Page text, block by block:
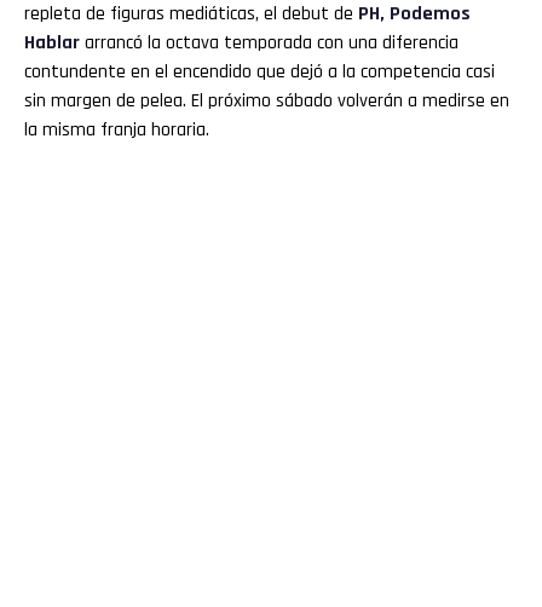
repleta de figuras mediáticas, el debut de PH, Podemos
Hablararrancó la octava temporada con una diferencia
contundente en el encendido que dejó a la competencia casi
sin margen de pelea. El próximo sábado volverán a medirse en
la misma franja horaria.